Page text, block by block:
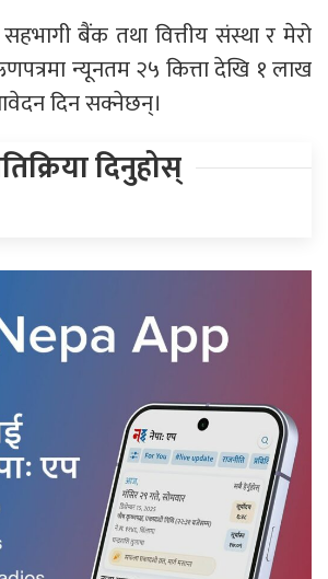
बैंक तथा वित्तीय संस्था र मेरो
न्यूनतम २५ कित्ता देखि १ लाख
दिन सक्नेछन्।
दिनुहोस्